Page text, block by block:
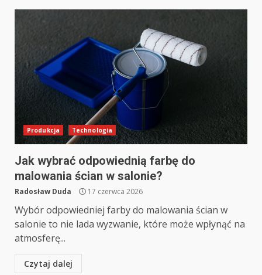
Produkcja Technologia
Jak wybrać odpowiednią farbę do
malowania ścian w salonie?
Radosław Duda 17 czerwca 2026
Wybór odpowiedniej farby do malowania ścian w
salonie to nie lada wyzwanie, które może wpłynąć na
atmosferę...
Czytaj dalej